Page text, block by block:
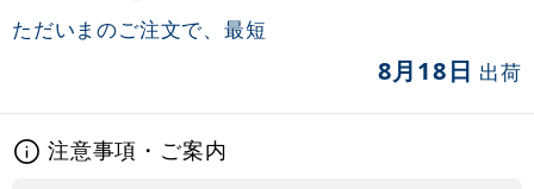
ただいまのご注文で、最短
8月18日 出荷
注意事項・ご案内